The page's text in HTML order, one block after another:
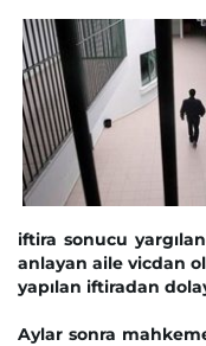
iftira sonucu
anlayan aile vicdan
yapılan iftiradan
Aylar sonra